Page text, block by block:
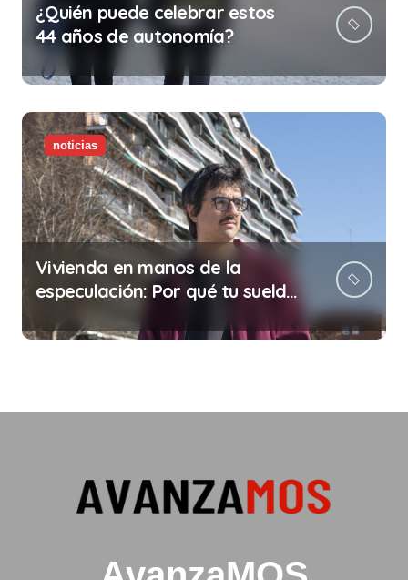
¿Quién puede celebrar estos
44 años de autonomía?
noticias
Vivienda en manos de la
especulación: Por qué tu sueldo